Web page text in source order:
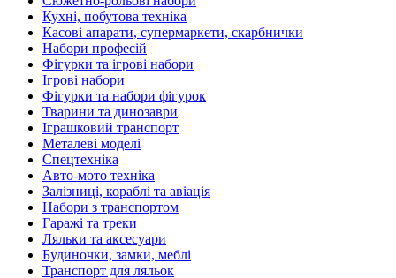
Кухні, побутова техніка
Касові апарати, супермаркети, скарбнички
Набори професій
Фігурки та ігрові набори
Ігрові набори
Фігурки та набори фігурок
Тварини та динозаври
Іграшковий транспорт
Металеві моделі
Спецтехніка
Авто-мото техніка
Залізниці, кораблі та авіація
Набори з транспортом
Гаражі та треки
Ляльки та аксесуари
Будиночки, замки, меблі
Транспорт для ляльок